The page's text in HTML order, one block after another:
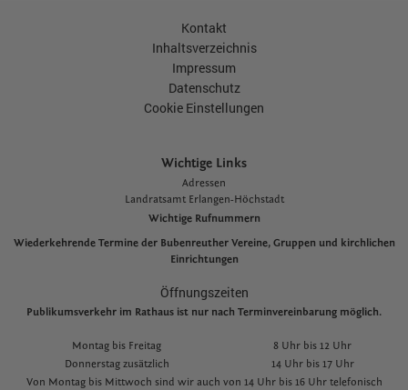
Kontakt
Inhaltsverzeichnis
Impressum
Datenschutz
Cookie Einstellungen
Wichtige Links
Adressen
Landratsamt Erlangen-Höchstadt
Wichtige Rufnummern
Wiederkehrende Termine der Bubenreuther Vereine, Gruppen und kirchlichen
Einrichtungen
Öffnungszeiten
Publikumsverkehr im Rathaus ist nur nach Terminvereinbarung möglich.
Montag bis Freitag
8 Uhr bis 12 Uhr
Donnerstag zusätzlich
14 Uhr bis 17 Uhr
Von Montag bis Mittwoch sind wir auch von 14 Uhr bis 16 Uhr telefonisch